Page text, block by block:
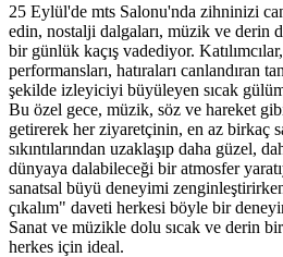
25 Eylül'de mts Salonu'nda zihninizi
edin, nostalji dalgaları, müzik ve derin
bir günlük kaçış vadediyor.
performansları, hatıraları canlandıran
şekilde izleyiciyi büyüleyen sıcak
Bu özel gece, müzik, söz ve hareket
getirerek her ziyaretçinin, en az birkaç
sıkıntılarından uzaklaşıp daha güzel,
dünyaya dalabileceği bir atmosfer
sanatsal büyü deneyimi
çıkalım" daveti herkesi böyle bir
Sanat ve müzikle dolu sıcak ve derin
herkes için ideal.